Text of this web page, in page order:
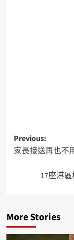
Previous:
家長接送再也不
17座港
More Stories